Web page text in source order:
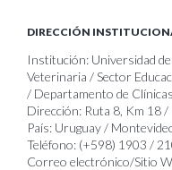
DIRECCIÓN
Institución: Universidad
Veterinaria / Sector
/ Departamento de
Dirección: Ruta 8, Km 18
País: Uruguay /
Teléfono: (+598) 1903 /
Correo electrónico/Sitio